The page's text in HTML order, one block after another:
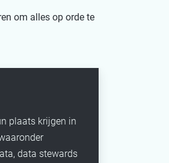
om alles op orde te
plaats krijgen in
data stewards